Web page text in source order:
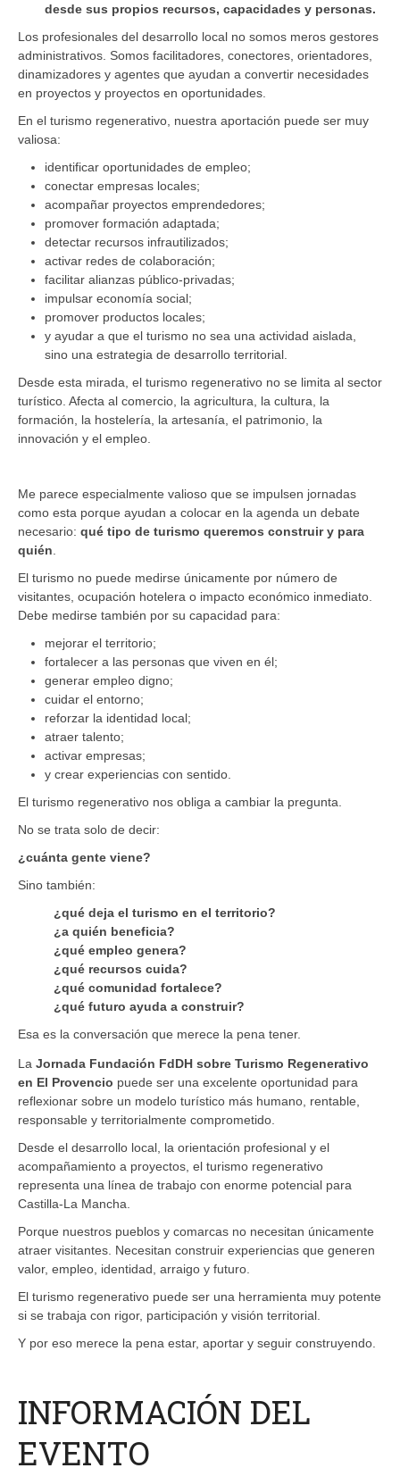
desde sus propios recursos, capacidades y personas.
Los profesionales del desarrollo local no somos meros gestores
administrativos. Somos facilitadores, conectores, orientadores,
dinamizadores y agentes que ayudan a convertir necesidades
en proyectos y proyectos en oportunidades.
En el turismo regenerativo, nuestra aportación puede ser muy
valiosa:
identificar oportunidades de empleo;
conectar empresas locales;
acompañar proyectos emprendedores;
promover formación adaptada;
detectar recursos infrautilizados;
activar redes de colaboración;
facilitar alianzas público-privadas;
impulsar economía social;
promover productos locales;
y ayudar a que el turismo no sea una actividad aislada,
sino una estrategia de desarrollo territorial.
Desde esta mirada, el turismo regenerativo no se limita al sector
turístico. Afecta al comercio, la agricultura, la cultura, la
formación, la hostelería, la artesanía, el patrimonio, la
innovación y el empleo.
Me parece especialmente valioso que se impulsen jornadas
como esta porque ayudan a colocar en la agenda un debate
necesario: qué tipo de turismo queremos construir y para
quién
El turismo no puede medirse únicamente por número de
visitantes, ocupación hotelera o impacto económico inmediato.
Debe medirse también por su capacidad para:
mejorar el territorio;
fortalecer a las personas que viven en él;
generar empleo digno;
cuidar el entorno;
reforzar la identidad local;
atraer talento;
activar empresas;
y crear experiencias con sentido.
El turismo regenerativo nos obliga a cambiar la pregunta.
No se trata solo de decir:
¿cuánta gente viene?
Sino también:
¿qué deja el turismo en el territorio?
¿a quién beneficia?
¿qué empleo genera?
¿qué recursos cuida?
¿qué comunidad fortalece?
¿qué futuro ayuda a construir?
Esa es la conversación que merece la pena tener.
La Jornada Fundación FdDH sobre Turismo Regenerativo
en El Provencio puede ser una excelente oportunidad para
reflexionar sobre un modelo turístico más humano, rentable,
responsable y territorialmente comprometido.
Desde el desarrollo local, la orientación profesional y el
acompañamiento a proyectos, el turismo regenerativo
representa una línea de trabajo con enorme potencial para
Castilla-La Mancha.
Porque nuestros pueblos y comarcas no necesitan únicamente
atraer visitantes. Necesitan construir experiencias que generen
valor, empleo, identidad, arraigo y futuro.
El turismo regenerativo puede ser una herramienta muy potente
si se trabaja con rigor, participación y visión territorial.
Y por eso merece la pena estar, aportar y seguir construyendo.
INFORMACIÓN DEL
EVENTO